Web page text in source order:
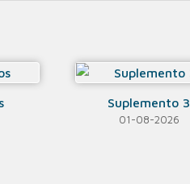
Suplemento 3
01-08-2026